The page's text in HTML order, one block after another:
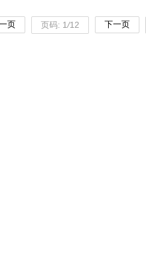
一页 页码: 1/12 下一页